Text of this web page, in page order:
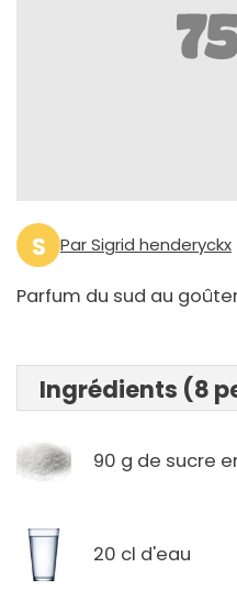
S Par Sigrid henderyckx
Parfum du sud au
Ingrédients (8
90 g de sucre
20 cl d'eau